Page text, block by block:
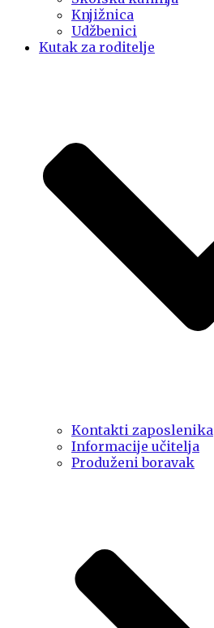
Knjižnica
Udžbenici
Kutak za roditelje
Kontakti zaposlenika
Informacije učitelja
Produženi boravak